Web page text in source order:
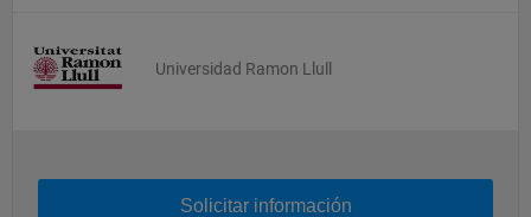
Universidad Ramon Llull
Solicitar información